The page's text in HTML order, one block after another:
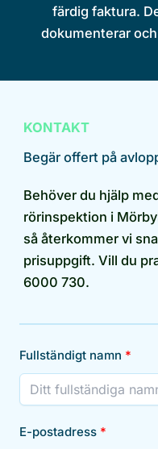
färdig faktura.
dokumenterar
KONTAKT
Begär offert på
Behöver du hjälp
rörinspektion i
så återkommer vi
prisuppgift. Vill du
6000 730.
Fullständigt namn
E-postadress